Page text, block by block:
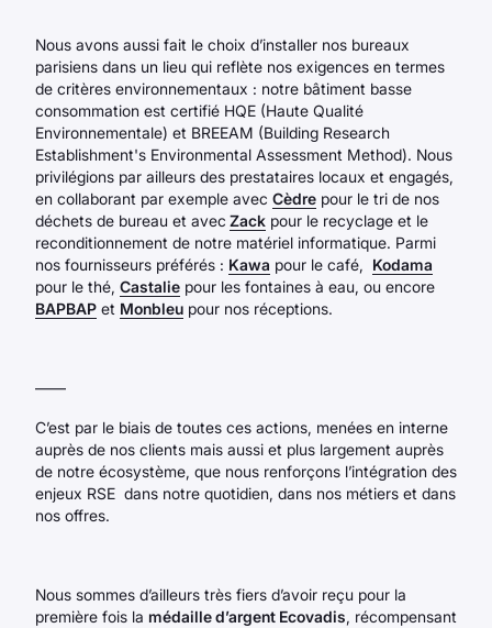
Nous avons aussi fait le choix d’installer nos bureaux
parisiens dans un lieu qui reflète nos exigences en termes
de critères environnementaux : notre bâtiment basse
consommation est certifié HQE (Haute Qualité
Environnementale) et BREEAM (Building Research
Establishment's Environmental Assessment Method). Nous
privilégions par ailleurs des prestataires locaux et engagés,
en collaborant par exemple avec Cèdre pour le tri de nos
déchets de bureau et avec Zack pour le recyclage et le
reconditionnement de notre matériel informatique. Parmi
nos fournisseurs préférés : Kawa pour le café, Kodama
pour le thé, Castalie pour les fontaines à eau, ou encore
BAPBAP et Monbleu pour nos réceptions.
——
C’est par le biais de toutes ces actions, menées en interne
auprès de nos clients mais aussi et plus largement auprès
de notre écosystème, que nous renforçons l’intégration des
enjeux RSE dans notre quotidien, dans nos métiers et dans
nos offres.
Nous sommes d’ailleurs très fiers d’avoir reçu pour la
première fois la médaille d’argent Ecovadis, récompensant